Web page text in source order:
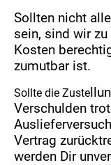
Sollten nicht
sein, sind wir
Kosten
zumutbar ist.
Sollte die Zuste
Verschulden
Vertrag
werden Dir